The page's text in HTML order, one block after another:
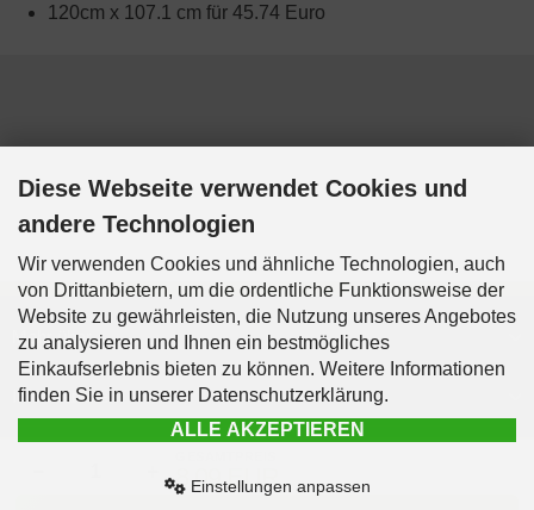
8,09 EUR
120cm x 107.1 cm für 45.74 Euro
Mehr über...
Informationen
Diese Webseite verwendet Cookies und
andere Technologien
Wir verwenden Cookies und ähnliche Technologien, auch
von Drittanbietern, um die ordentliche Funktionsweise der
Website zu gewährleisten, die Nutzung unseres Angebotes
zu analysieren und Ihnen ein bestmögliches
Einkaufserlebnis bieten zu können. Weitere Informationen
finden Sie in unserer Datenschutzerklärung.
ALLE AKZEPTIEREN
Einstellungen anpassen